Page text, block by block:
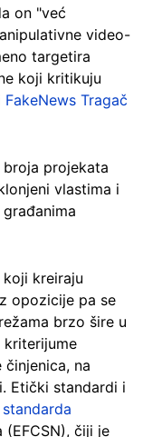
on "već
video-
targetira
koji kritikuju
FakeNews Tragač
projekata
vlastima i
kreiraju
opozicije pa se
brzo šire u
kriterijume
na
Etički standardi i
čiji je